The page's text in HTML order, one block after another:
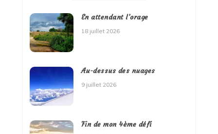
En attendant l’orage
18 juillet 2026
Au-dessus des nuages
9 juillet 2026
Fin de mon 4ème défi